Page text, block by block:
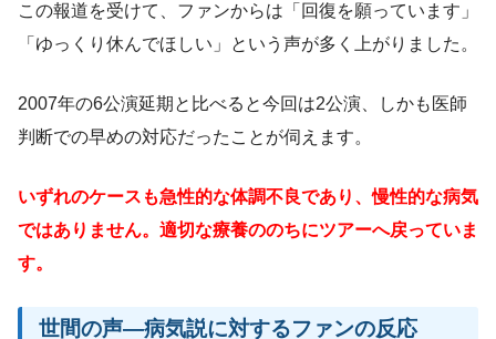
この報道を受けて、ファンからは「回復を願っています」
「ゆっくり休んでほしい」という声が多く上がりました。
2007年の6公演延期と比べると今回は2公演、しかも医師
判断での早めの対応だったことが伺えます。
いずれのケースも急性的な体調不良であり、慢性的な病気
ではありません。適切な療養ののちにツアーへ戻っていま
す。
世間の声―病気説に対するファンの反応